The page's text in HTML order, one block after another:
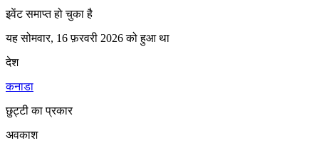
इवेंट समाप्त हो चुका है
यह सोमवार, 16 फ़रवरी 2026 को हुआ था
देश
कनाडा
छुट्टी का प्रकार
अवकाश